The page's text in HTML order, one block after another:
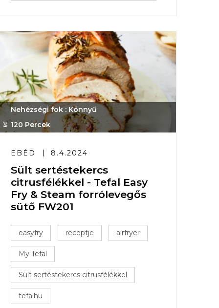
Nehézségi fok : Könnyű
120 Percek
EBÉD 8.4.2024
Sült sertéstekercs
citrusfélékkel - Tefal Easy
Fry & Steam forrólevegős
sütő FW201
easyfry receptje airfryer
My Tefal
Sült sertéstekercs citrusfélékkel
tefalhu